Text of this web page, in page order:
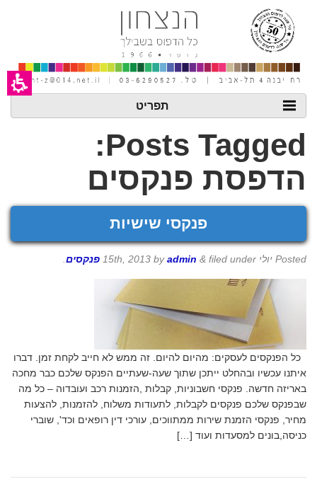
אינטרנט,
אנטר
לאזור
תוכן
תפריט
Posts Tagged:
הדפסת פנקסים
פנקסי שישיות
Posted יולי 15th, 2013 byadmin & filed under פנקסים
כל הפנקסים לעסקים: מהיום להיום. זה ממש לא חייב לקחת זמן. דברו
איתנו עכשיו ובהחלט ייתכן שתוך שעה-שעתיים הפנקס שלכם כבר מחכה
באריזה חדשה. פנקסי חשבוניות, קבלות ,הזמנות רכב ועובדוה – כל מה
שבפנקס שלכם פנקסים לקבלות, לתעודות משלוח, להזמנות, להצעות
מחיר, פנקסי הזמנת שירות ממתווכים, עורכי דין רופאים וכד', שוברי
כניסה,בונים למסעדות ועוד […]